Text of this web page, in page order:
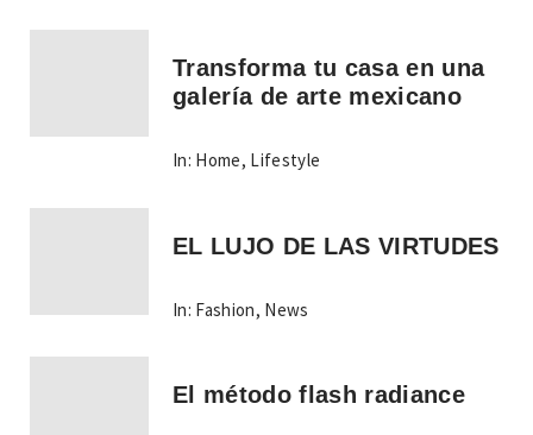
Transforma tu casa en una
galería de arte mexicano
In: Home, Lifestyle
EL LUJO DE LAS VIRTUDES
In: Fashion, News
El método flash radiance